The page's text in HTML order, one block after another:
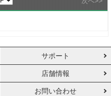
サポート
店舗情報
お問い合わせ